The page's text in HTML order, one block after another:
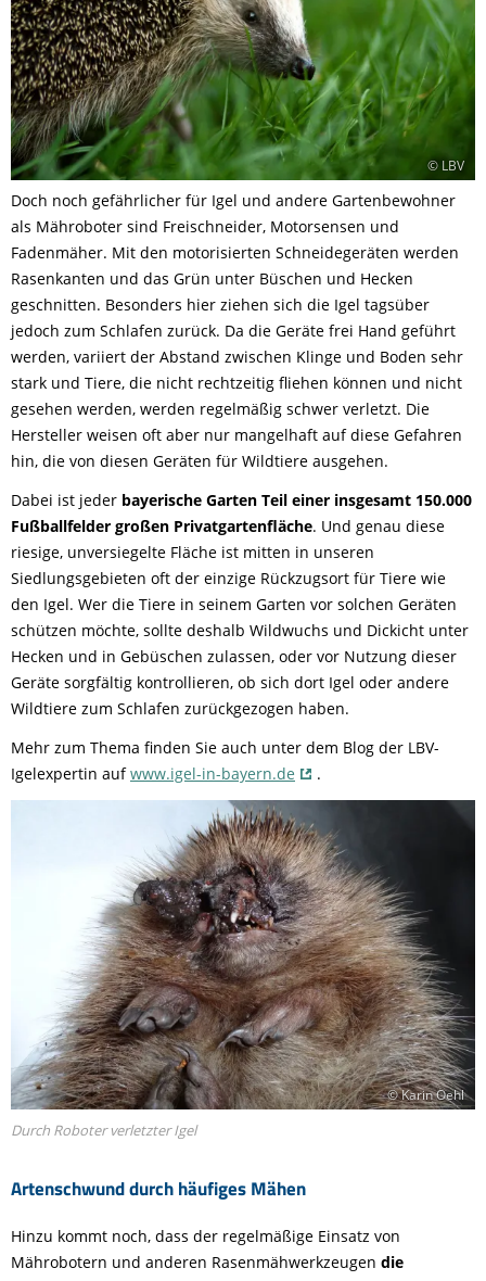
© LBV
Doch noch gefährlicher für Igel und andere Gartenbewohner
als Mähroboter sind Freischneider, Motorsensen und
Fadenmäher. Mit den motorisierten Schneidegeräten werden
Rasenkanten und das Grün unter Büschen und Hecken
geschnitten. Besonders hier ziehen sich die Igel tagsüber
jedoch zum Schlafen zurück. Da die Geräte frei Hand geführt
werden, variiert der Abstand zwischen Klinge und Boden sehr
stark und Tiere, die nicht rechtzeitig fliehen können und nicht
gesehen werden, werden regelmäßig schwer verletzt. Die
Hersteller weisen oft aber nur mangelhaft auf diese Gefahren
hin, die von diesen Geräten für Wildtiere ausgehen.
Dabei ist jeder bayerische Garten Teil einer insgesamt 150.000
Fußballfelder großen Privatgartenfläche. Und genau diese
riesige, unversiegelte Fläche ist mitten in unseren
Siedlungsgebieten oft der einzige Rückzugsort für Tiere wie
den Igel. Wer die Tiere in seinem Garten vor solchen Geräten
schützen möchte, sollte deshalb Wildwuchs und Dickicht unter
Hecken und in Gebüschen zulassen, oder vor Nutzung dieser
Geräte sorgfältig kontrollieren, ob sich dort Igel oder andere
Wildtiere zum Schlafen zurückgezogen haben.
Mehr zum Thema finden Sie auch unter dem Blog der LBV-
Igelexpertin aufwww.igel-in-bayern.de .
Artenschwund durch häufiges Mähen
© Karin Oehl
Durch Roboter verletzter Igel
Hinzu kommt noch, dass der regelmäßige Einsatz von
Mährobotern und anderen Rasenmähwerkzeugen die